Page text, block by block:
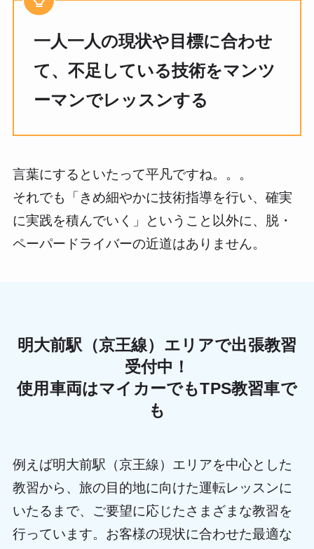
一人一人の現状や目標に合わせ
て、不足している技術をマンツ
ーマンでレッスンする
言葉にするといたって平凡ですね。。。
それでも「きめ細やかに技術指導を行い、確実
に実践を積んでいく」ということ以外に、脱・
ペーパードライバーの近道はありません。
明大前駅（京王線）エリアで出張教習
受付中！
使用車両はマイカーでもTPS教習車で
も
例えば明大前駅（京王線）エリアを中心とした
教習から、旅の目的地に向けた運転レッスンに
いたるまで、ご要望に応じたさまざまな教習を
行っています。お客様の現状に合わせた最適な